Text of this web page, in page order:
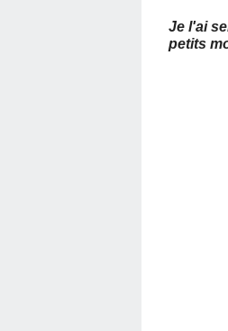
Je l'ai
petits